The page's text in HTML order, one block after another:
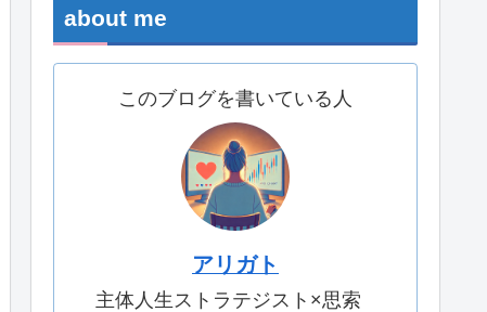
about me
このブログを書いている人
アリガト
主体人生ストラテジスト×思索